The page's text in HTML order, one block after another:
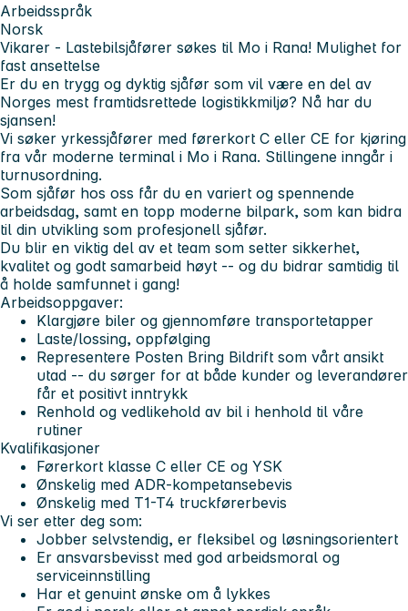
Arbeidsspråk
Norsk
Vikarer - Lastebilsjåfører søkes til Mo i Rana! Mulighet for
fast ansettelse
Er du en trygg og dyktig sjåfør som vil være en del av
Norges mest framtidsrettede logistikkmiljø? Nå har du
sjansen!
Vi søker yrkessjåfører med førerkort C eller CE for kjøring
fra vår moderne terminal i Mo i Rana. Stillingene inngår i
turnusordning.
Som sjåfør hos oss får du en variert og spennende
arbeidsdag, samt en topp moderne bilpark, som kan bidra
til din utvikling som profesjonell sjåfør.
Du blir en viktig del av et team som setter sikkerhet,
kvalitet og godt samarbeid høyt -- og du bidrar samtidig til
å holde samfunnet i gang!
Arbeidsoppgaver:
Klargjøre biler og gjennomføre transportetapper
Laste/lossing, oppfølging
Representere Posten Bring Bildrift som vårt ansikt
utad -- du sørger for at både kunder og leverandører
får et positivt inntrykk
Renhold og vedlikehold av bil i henhold til våre
rutiner
Kvalifikasjoner
Førerkort klasse C eller CE og YSK
Ønskelig med ADR-kompetansebevis
Ønskelig med T1-T4 truckførerbevis
Vi ser etter deg som:
Jobber selvstendig, er fleksibel og løsningsorientert
Er ansvarsbevisst med god arbeidsmoral og
serviceinnstilling
Har et genuint ønske om å lykkes